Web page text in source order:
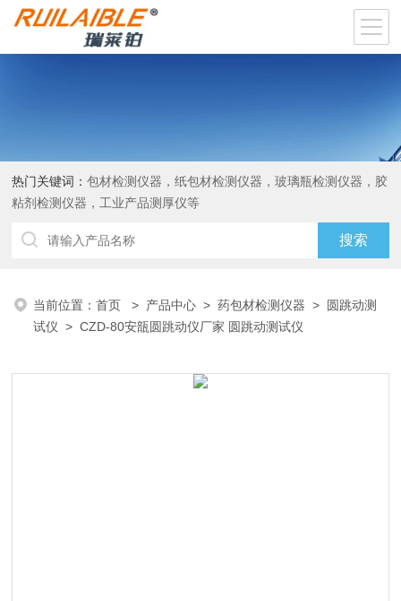
热门关键词：包材检测仪器，纸包材检测仪器，玻璃瓶检测仪器，胶
粘剂检测仪器，工业产品测厚仪等
当前位置：首页 > 产品中心 >药包材检测仪器 > 圆跳动测
试仪 > CZD-80安瓿圆跳动仪厂家 圆跳动测试仪